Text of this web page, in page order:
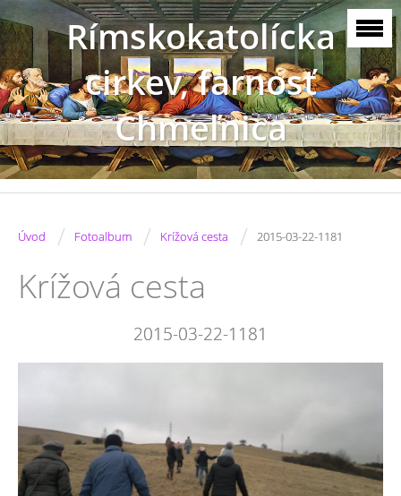
Rímskokatolícka
cirkev, farnosť
Chmeľnica
Úvod / Fotoalbum / Krížová cesta / 2015-03-22-1181
Krížová cesta
2015-03-22-1181